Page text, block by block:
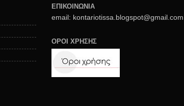
ΕΠΙΚΟΙΝΩΝΙΑ
email: kontariotissa.blogspot@gmail.com
ΟΡΟΙ ΧΡΗΣΗΣ